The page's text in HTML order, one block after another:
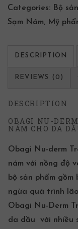
Categories: Bộ
Sạm Nám, Mỹ
DESCRIPTION
REVIEWS (0)
DESCRIPTION
OBAGI NU-
NÁM CHO DA
Obagi Nu-derm
nám với nồng độ
bộ sản phẩm ​gồm
ngừa quá trình
Obagi Nu-Derm
da dầu với nhiều